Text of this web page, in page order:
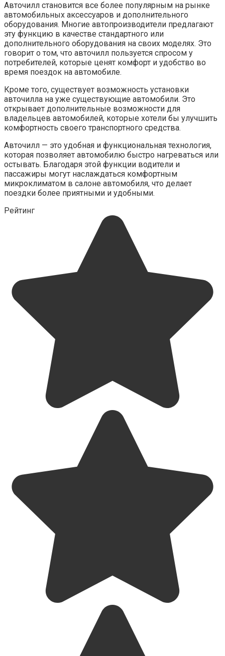
Авточилл становится все более популярным на рынке
автомобильных аксессуаров и дополнительного
оборудования. Многие автопроизводители предлагают
эту функцию в качестве стандартного или
дополнительного оборудования на своих моделях. Это
говорит о том, что авточилл пользуется спросом у
потребителей, которые ценят комфорт и удобство во
время поездок на автомобиле.
Кроме того, существует возможность установки
авточилла на уже существующие автомобили. Это
открывает дополнительные возможности для
владельцев автомобилей, которые хотели бы улучшить
комфортность своего транспортного средства.
Авточилл — это удобная и функциональная технология,
которая позволяет автомобилю быстро нагреваться или
остывать. Благодаря этой функции водители и
пассажиры могут наслаждаться комфортным
микроклиматом в салоне автомобиля, что делает
поездки более приятными и удобными.
Рейтинг